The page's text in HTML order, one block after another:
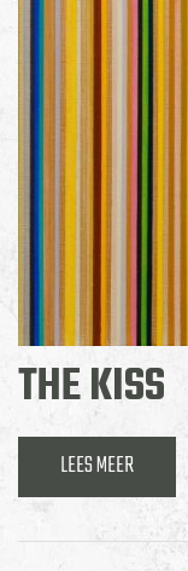
THE KISS
LEES MEER